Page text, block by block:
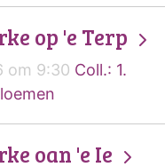
op 'e Terp
om 9:30 Coll.: 1.
oan 'e Ie